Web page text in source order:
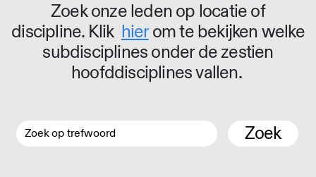
Zoek onze leden op locatie of
discipline. Klik hierom te bekijken welke
subdisciplines onder de zestien
hoofddisciplines vallen.
Zoek